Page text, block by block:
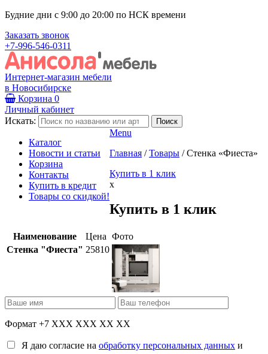
Будние дни с 9:00 до 20:00 по НСК времени
Заказать звонок
+7-996-546-0311
Интернет-магазин мебели
в Новосибирске
Корзина 0
Личный кабинет
Искать:
Каталог
Новости и статьи
Корзина
Контакты
Купить в кредит
Товары со скидкой!
Menu
Главная / Товары / Стенка «Фиеста»
Купить в 1 клик
x
Купить в 1 клик
Наименование Цена Фото
Стенка "Фиеста" 25810
Формат +7 XXX XXX XX XX
Я даю согласие на обработку персональных данных и